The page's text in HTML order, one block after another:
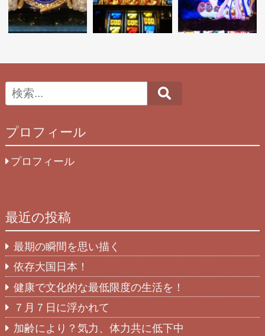
プロフィール
プロフィール
最近の投稿
最期の瞬間を思い描く
依存大国日本！
健康で文化的な最低限度の生活を！
７月７日に浮かれて
加齢により？気力、体力共に低下中